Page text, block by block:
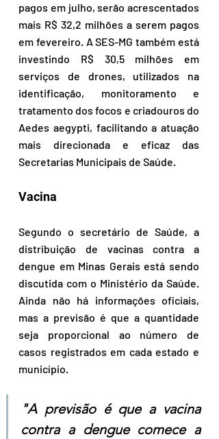
pagos em julho, serão acrescentados
mais R$ 32,2 milhões a serem pagos
em fevereiro. A SES-MG também está
investindo R$ 30,5 milhões em
serviços de drones, utilizados na
identificação, monitoramento e
tratamento dos focos e criadouros do
Aedes aegypti, facilitando a atuação
mais direcionada e eficaz das
Secretarias Municipais de Saúde.
Vacina
Segundo o secretário de Saúde, a
distribuição de vacinas contra a
dengue em Minas Gerais está sendo
discutida com o Ministério da Saúde.
Ainda não há informações oficiais,
mas a previsão é que a quantidade
seja proporcional ao número de
casos registrados em cada estado e
município.
"A previsão é que a vacina
contra a dengue comece a